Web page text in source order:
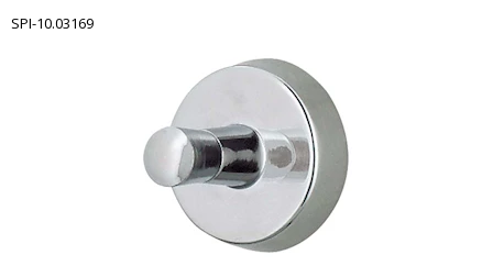
SPI-10.03169